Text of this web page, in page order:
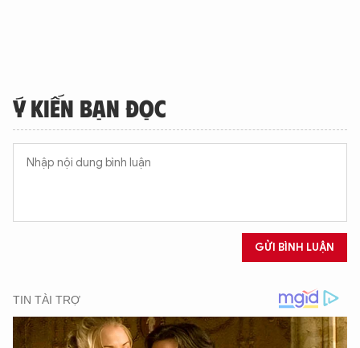
Ý KIẾN BẠN ĐỌC
GỬI BÌNH LUẬN